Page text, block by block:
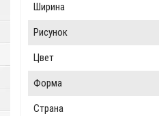
Ширина
Рисунок
Цвет
Форма
Страна